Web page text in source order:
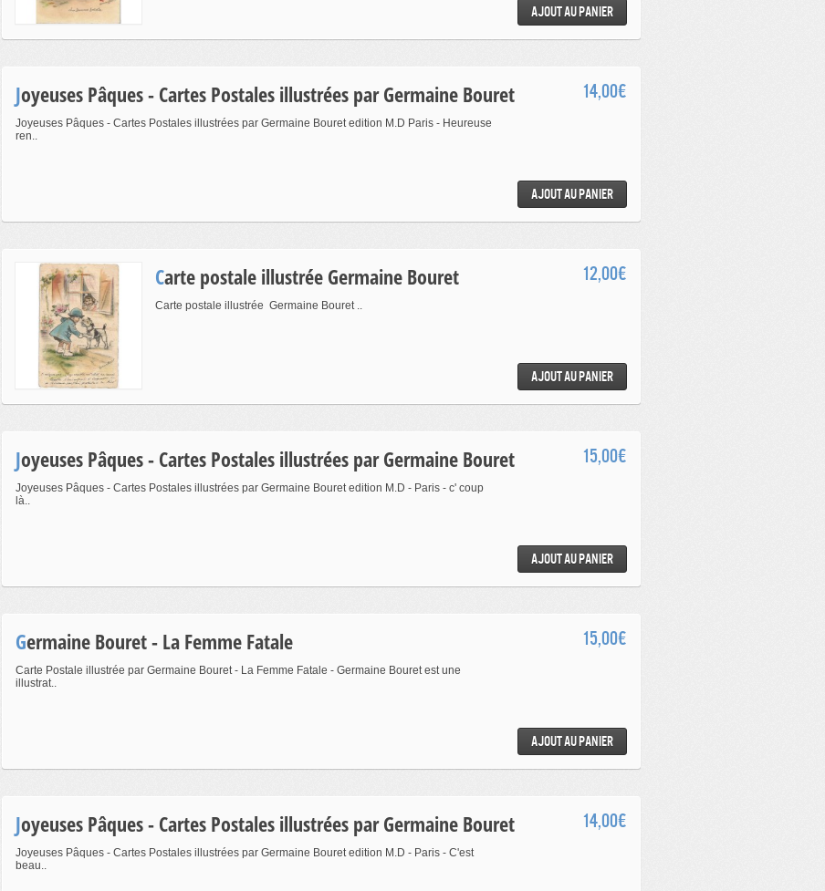
Ajout au panier
Joyeuses Pâques - Cartes Postales illustrées par Germaine Bouret
Joyeuses Pâques - Cartes Postales illustrées par Germaine Bouret edition M.D Paris - Heureuse
ren..
14,00€
Ajout au panier
Carte postale illustrée Germaine Bouret
Carte postale illustrée Germaine Bouret ..
12,00€
Ajout au panier
Joyeuses Pâques - Cartes Postales illustrées par Germaine Bouret
Joyeuses Pâques - Cartes Postales illustrées par Germaine Bouret edition M.D - Paris - c' coup
là..
15,00€
Ajout au panier
Germaine Bouret - La Femme Fatale
Carte Postale illustrée par Germaine Bouret - La Femme Fatale - Germaine Bouret est une
illustrat..
15,00€
Ajout au panier
Joyeuses Pâques - Cartes Postales illustrées par Germaine Bouret
Joyeuses Pâques - Cartes Postales illustrées par Germaine Bouret edition M.D - Paris - C'est
beau..
14,00€